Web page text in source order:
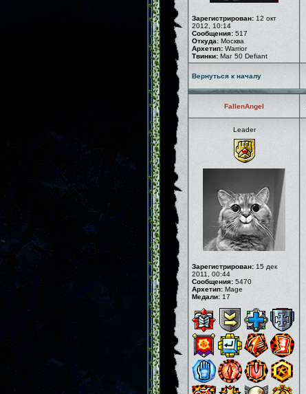
Зарегистрирован: 12 окт
2012, 10:14
Сообщения: 517
Откуда: Москва
Архетип: Warrior
Твинки: Маг 50 Defiant
Вернуться к началу
FallenAngel
Leader
Зарегистрирован: 15 дек
2011, 00:44
Сообщения: 5470
Архетип: Mage
Медали: 17